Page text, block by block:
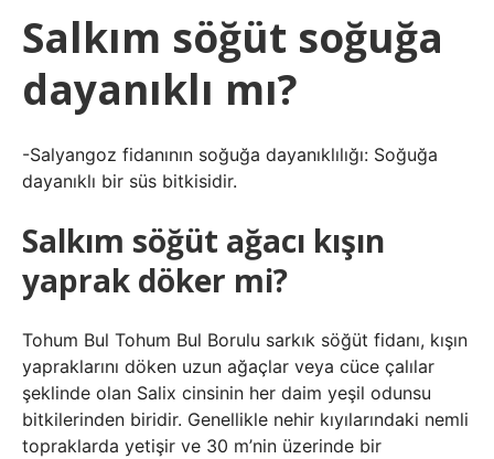
Salkım söğüt soğuğa
dayanıklı mı?
-Salyangoz fidanının soğuğa dayanıklılığı: Soğuğa
dayanıklı bir süs bitkisidir.
Salkım söğüt ağacı kışın
yaprak döker mi?
Tohum Bul Tohum Bul Borulu sarkık söğüt fidanı, kışın
yapraklarını döken uzun ağaçlar veya cüce çalılar
şeklinde olan Salix cinsinin her daim yeşil odunsu
bitkilerinden biridir. Genellikle nehir kıyılarındaki nemli
topraklarda yetişir ve 30 m’nin üzerinde bir